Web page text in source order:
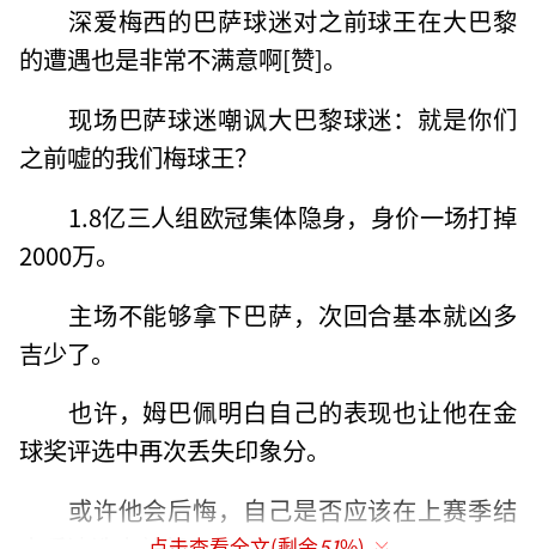
深爱梅西的巴萨球迷对之前球王在大巴黎
的遭遇也是非常不满意啊[赞]。
现场巴萨球迷嘲讽大巴黎球迷：就是你们
之前嘘的我们梅球王？
1.8亿三人组欧冠集体隐身，身价一场打掉
2000万。
主场不能够拿下巴萨，次回合基本就凶多
吉少了。
也许，姆巴佩明白 自己的表现也让他在金
球奖评选中再次丢失印象分。
或许他会后悔，自己是否应该在上赛季结